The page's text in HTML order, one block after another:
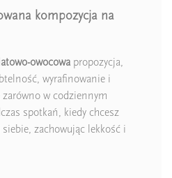
kompozycja na
owocowa propozycja,
wyrafinowanie i
zarówno w codziennym
spotkań, kiedy chcesz
zachowując lekkość i